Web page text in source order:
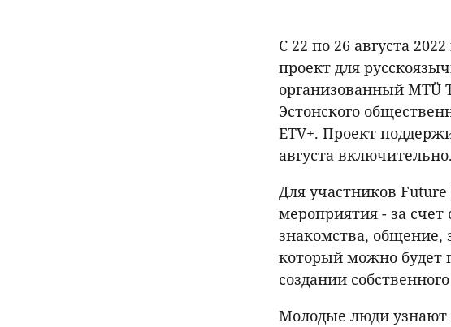
С 22 по 26 августа
проект для
организованный MTÜ
Эстонского
ETV+. Проект
августа включительно.
Для участников
мероприятия - за
знакомства,
который можно будет
создании
Молодые люди узнают